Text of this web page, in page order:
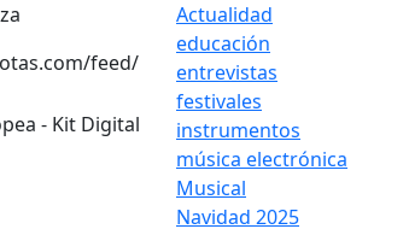
feed/
Actualidad
educación
entrevistas
festivales
instrumentos
música electrónica
Musical
Navidad 2025